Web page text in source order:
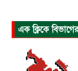
এক ক্লিকে